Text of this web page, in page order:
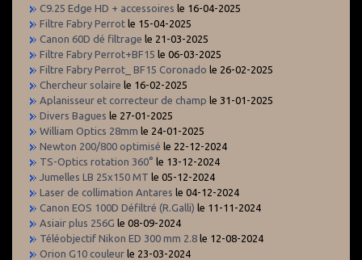
C9.25 Edge HD + accessoires le 16-04-2025
Filtre Fabry Perrot le 15-04-2025
Canon 60D dé filtrage le 21-03-2025
Filtre Fabry Perrot+BF15 le 06-03-2025
Filtre Fabry Perrot_ BF15 Coronado le 26-02-2025
Chercheur solaire le 16-02-2025
Aplanisseur et correcteur de champ le 31-01-2025
Divers Bagues le 27-01-2025
William Optics 28mm le 24-01-2025
Newton 200/800 optimisé le 22-12-2024
TS-Optics rotation 360° le 13-12-2024
Jumelles LB 25x150 MT le 05-12-2024
Laser de collimation Antares le 04-12-2024
Canon EOS 100D Défiltré (R.Galli) le 11-11-2024
Asiair plus 256G le 08-09-2024
Téléobjectif Nikon ED 300 mm 2.8 le 12-08-2024
Orion G10 couleur le 23-03-2024